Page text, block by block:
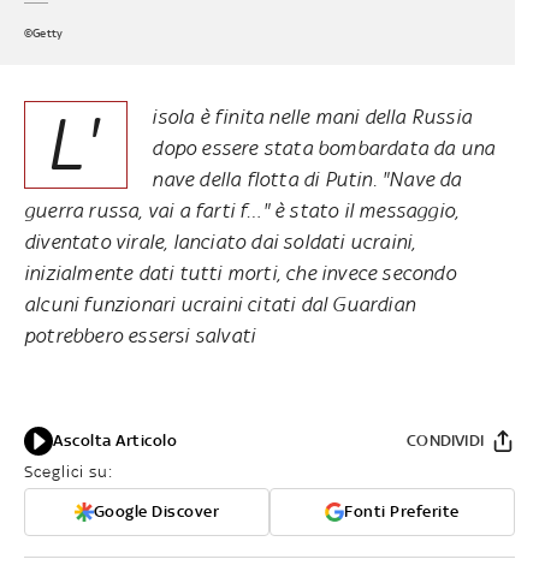
©Getty
L'
isola è finita nelle mani della Russia
dopo essere stata bombardata da una
nave della flotta di Putin. "Nave da
guerra russa, vai a farti f…" è stato il messaggio,
diventato virale, lanciato dai soldati ucraini,
inizialmente dati tutti morti, che invece secondo
alcuni funzionari ucraini citati dal Guardian
potrebbero essersi salvati
Ascolta Articolo
Sceglici su:
Google Discover Fonti Preferite
CONDIVIDI